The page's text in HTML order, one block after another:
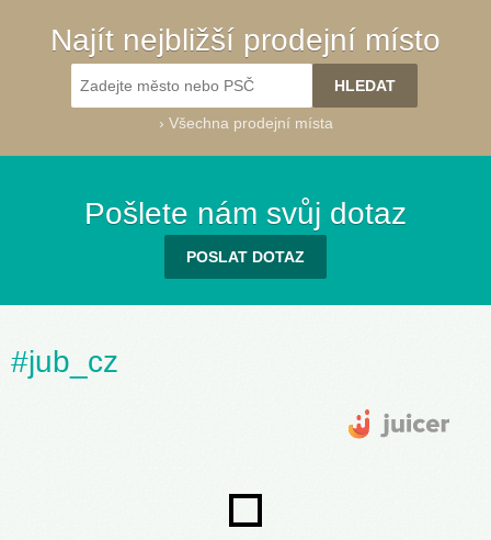
Najít nejbližší prodejní místo
› Všechna prodejní místa
Pošlete nám svůj dotaz
POSLAT DOTAZ
#jub_cz